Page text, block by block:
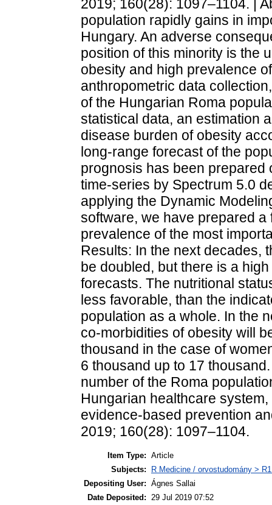
2019; 160(28): 1097–1104. |
population rapidly gains in
Hungary. An adverse
position of this minority is the
obesity and high prevalence
anthropometric data
of the Hungarian Roma
statistical data, an estimation
disease burden of obesity
long-range forecast of the
prognosis has been prepared
time-series by Spectrum 5.0
applying the Dynamic
software, we have prepared
prevalence of the most
Results: In the next decades,
be doubled, but there is a
forecasts. The nutritional
less favorable, than the
population as a whole. In the
co-morbidities of obesity will
thousand in the case of
6 thousand up to 17
number of the Roma
Hungarian healthcare
evidence-based prevention
2019; 160(28): 1097–1104.
Item Type: Article
Subjects:
R Medicine / orvostudomány >
Depositing User: Ágnes Sallai
Date Deposited:
29 Jul 2019 07:52